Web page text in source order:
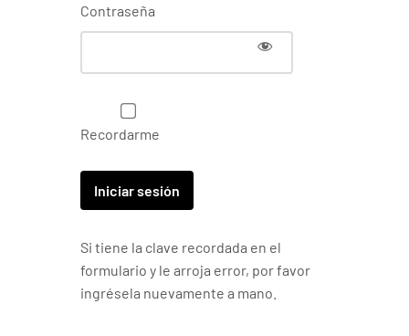
Contraseña
Recordarme
Si tiene la clave recordada en el
formulario y le arroja error, por favor
ingrésela nuevamente a mano.